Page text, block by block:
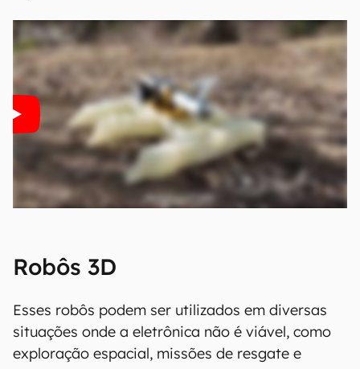
Robôs 3D
Esses robôs podem ser utilizados em diversas
situações onde a eletrônica não é viável, como
exploração espacial, missões de resgate e